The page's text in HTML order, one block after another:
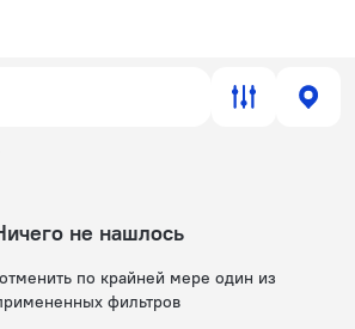
Ничего не нашлось
по крайней мере один из
фильтров